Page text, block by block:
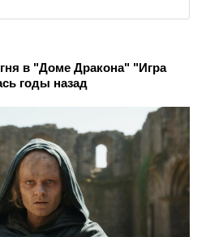
в "Доме Дракона" "Игра
годы назад